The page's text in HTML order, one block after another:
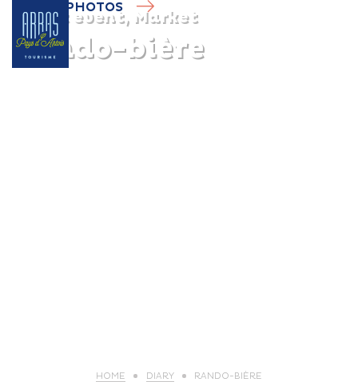
Sport event, Market
Rando-bière
PHOTOS
HOME DIARY RANDO-BIÈRE